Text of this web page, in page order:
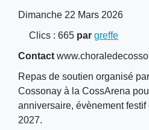
Dimanche 22 Mars 2026
Clics : 665 pargreffe
Contact
Repas de soutien organisé
Cossonay à la CossArena
anniversaire, évènement
2027.